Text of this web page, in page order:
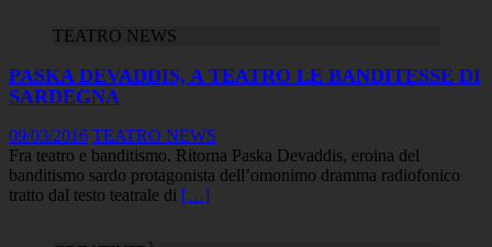
TEATRO NEWS
PASKA DEVADDIS, A TEATRO LE BANDITESSE DI
SARDEGNA
09/03/2016 TEATRO NEWS
Fra teatro e banditismo. Ritorna Paska Devaddis, eroina del
banditismo sardo protagonista dell’omonimo dramma radiofonico
tratto dal testo teatrale di […]